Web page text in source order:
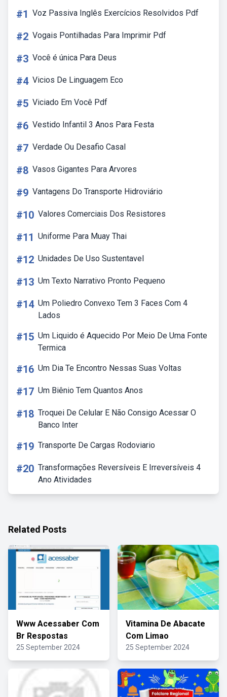
#1 Voz Passiva Inglês Exercícios Resolvidos Pdf
#2 Vogais Pontilhadas Para Imprimir Pdf
#3 Você é única Para Deus
#4 Vicios De Linguagem Eco
#5 Viciado Em Você Pdf
#6 Vestido Infantil 3 Anos Para Festa
#7 Verdade Ou Desafio Casal
#8 Vasos Gigantes Para Arvores
#9 Vantagens Do Transporte Hidroviário
#10 Valores Comerciais Dos Resistores
#11 Uniforme Para Muay Thai
#12 Unidades De Uso Sustentavel
#13 Um Texto Narrativo Pronto Pequeno
#14 Um Poliedro Convexo Tem 3 Faces Com 4
Lados
#15 Um Liquido é Aquecido Por Meio De Uma Fonte
Termica
#16 Um Dia Te Encontro Nessas Suas Voltas
#17 Um Biênio Tem Quantos Anos
#18 Troquei De Celular E Não Consigo Acessar O
Banco Inter
#19 Transporte De Cargas Rodoviario
#20 Transformações Reversíveis E Irreversíveis 4
Ano Atividades
Related Posts
Www Acessaber Com
Br Respostas
25 September 2024
Vitamina De Abacate
Com Limao
25 September 2024